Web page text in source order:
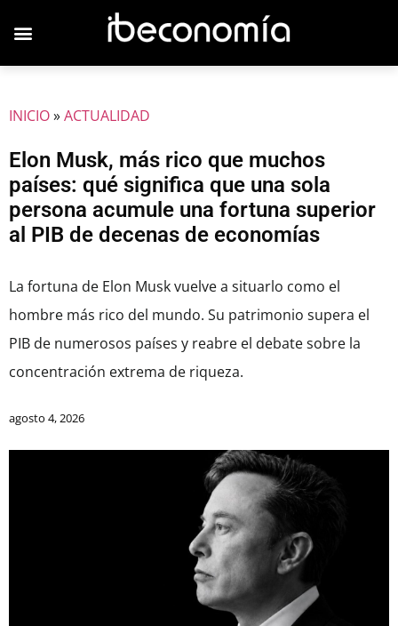
INICIO»ACTUALIDAD
Elon Musk, más rico que muchos
países: qué significa que una sola
persona acumule una fortuna superior
al PIB de decenas de economías
La fortuna de Elon Musk vuelve a situarlo como el
hombre más rico del mundo. Su patrimonio supera el
PIB de numerosos países y reabre el debate sobre la
concentración extrema de riqueza.
agosto 4, 2026